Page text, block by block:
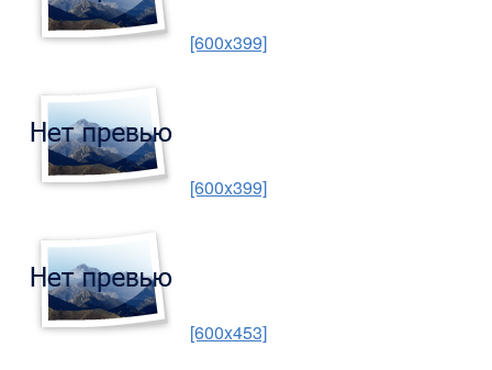
[600x399]
[600x399]
[600x453]